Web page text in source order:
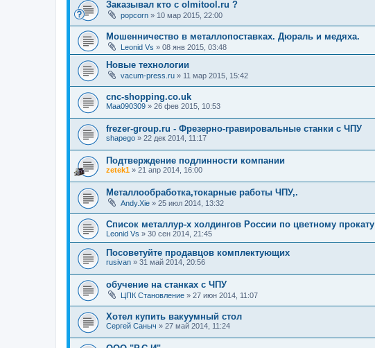
Заказывал кто с olmitool.ru ?
popcorn » 10 мар 2015, 22:00
Мошенничество в металлопоставках. Дюраль и медяха.
Leonid Vs » 08 янв 2015, 03:48
Новые технологии
vacum-press.ru » 11 мар 2015, 15:42
cnc-shopping.co.uk
Maa090309 » 26 фев 2015, 10:53
frezer-group.ru - Фрезерно-гравировальные станки c ЧПУ
shapego » 22 дек 2014, 11:17
Подтверждение подлинности компании
zetek1 » 21 апр 2014, 16:00
Металлообработка,токарные работы ЧПУ,.
Andy.Xie » 25 июл 2014, 13:32
Список металлур-х холдингов России по цветному прокату
Leonid Vs » 30 сен 2014, 21:45
Посоветуйте продавцов комплектующих
rusivan » 31 май 2014, 20:56
обучение на станках с ЧПУ
ЦПК Становление » 27 июн 2014, 11:07
Хотел купить вакуумный стол
Сергей Саныч » 27 май 2014, 11:24